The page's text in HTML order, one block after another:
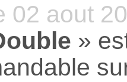
02 aout
»